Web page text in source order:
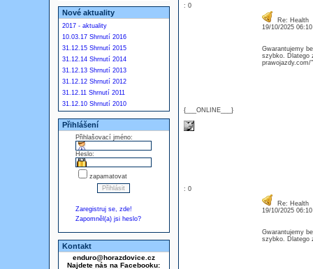
Nové aktuality
2017 - aktuality
10.03.17 Shrnutí 2016
31.12.15 Shrnutí 2015
31.12.14 Shrnutí 2014
31.12.13 Shrnutí 2013
31.12.12 Shrnutí 2012
31.12.11 Shrnutí 2011
31.12.10 Shrnutí 2010
Přihlášení
Přihlašovací jméno:
Heslo:
zapamatovat
Zaregistruj se, zde!
Zapomněl(a) jsi heslo?
Kontakt
enduro@horazdovice.cz
Najdete nás na Facebooku:
: 0
{___ONLINE___}
Re: Health
19/10/2025
Gwarantujemy
szybko. Dlatego
prawojazdy.com/
: 0
Re: Health
19/10/2025
Gwarantujemy
szybko. Dlatego